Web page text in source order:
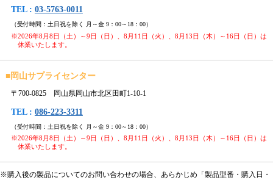
TEL : 03-5763-0011
（受付時間：土日祝を除く 月～金 9：00～18：00）
※2026年8月8日（土）～9日（日）、8月11日（火）、8月13日（木）～16日（日）は
休業いたします。
■岡山サプライセンター
〒700-0825 岡山県岡山市北区田町1-10-1
TEL : 086-223-3311
（受付時間：土日祝を除く 月～金 9：00～18：00）
※2026年8月8日（土）～9日（日）、8月11日（火）、8月13日（木）～16日（日）は
休業いたします。
※購入後の製品についてのお問い合わせの場合、あらかじめ「製品型番・購入日・